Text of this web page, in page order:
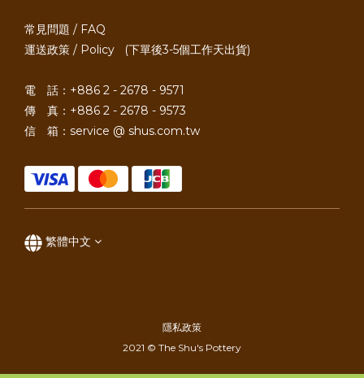
常見問題 / FAQ
運送政策 / Policy (下單後3-5個工作天出貨)
電 話：+886 2 - 2678 - 9571
傳 真：+886 2 - 2678 - 9573
信 箱：service @ shus.com.tw
繁體中文
隱私政策
2021 © The Shu's Pottery